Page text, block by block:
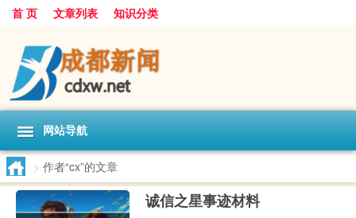
首 页 文章列表 知识分类
网站导航
> 作者“cx”的文章
诚信之星事迹材料